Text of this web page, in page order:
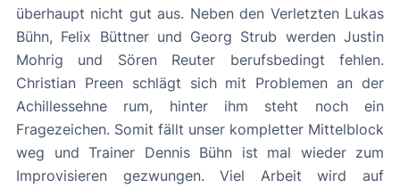
überhaupt nicht gut aus. Neben den Verletzten Lukas
Bühn, Felix Büttner und Georg Strub werden Justin
Mohrig und Sören Reuter berufsbedingt fehlen.
Christian Preen schlägt sich mit Problemen an der
Achillessehne rum, hinter ihm steht noch ein
Fragezeichen. Somit fällt unser kompletter Mittelblock
weg und Trainer Dennis Bühn ist mal wieder zum
Improvisieren gezwungen. Viel Arbeit wird auf